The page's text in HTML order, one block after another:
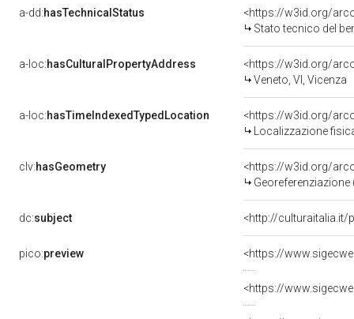
a-dd:hasTechnicalStatus
<https://w3id.org/
Stato tecnico del
a-loc:hasCulturalPropertyAddress
<https://w3id.org/
Veneto, VI, Vicenza
a-loc:hasTimeIndexedTypedLocation
<https://w3id.org/
Localizzazione
clv:hasGeometry
<https://w3id.org/
dc:subject <http://culturaitalia.it/
pico:preview